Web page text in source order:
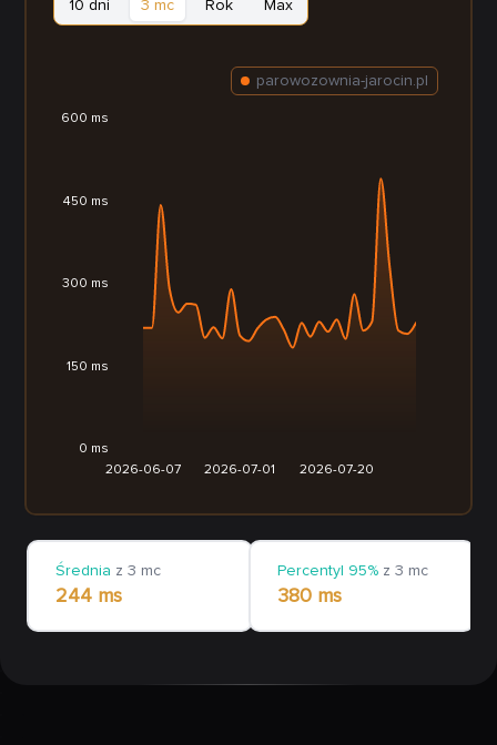
10 dni 3 mc Rok Max
2026-06-07 2026-07-01 2026-07-20
0 ms
150 ms
300 ms
450 ms
600 ms
parowozownia-jarocin.pl
Średnia z 3 mc
244 ms
Percentyl 95% z 3 mc
380 ms